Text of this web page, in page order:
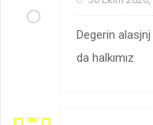
Degerin
da halkımız